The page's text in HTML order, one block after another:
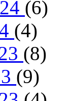
(6)
(4)
(8)
(9)